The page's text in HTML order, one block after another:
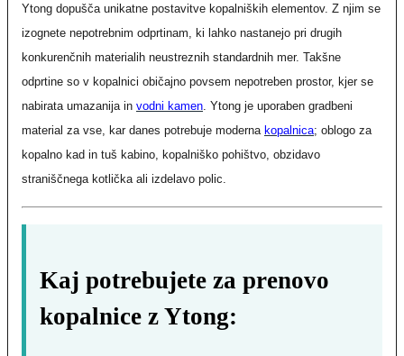
Ytong dopušča unikatne postavitve kopalniških elementov. Z njim se
izognete nepotrebnim odprtinam, ki lahko nastanejo pri drugih
konkurenčnih materialih neustreznih standardnih mer. Takšne
odprtine so v kopalnici običajno povsem nepotreben prostor, kjer se
nabirata umazanija in vodni kamen . Ytong je uporaben gradbeni
material za vse, kar danes potrebuje moderna kopalnica; oblogo za
kopalno kad in tuš kabino, kopalniško pohištvo, obzidavo
straniščnega kotlička ali izdelavo polic.
Kaj potrebujete za prenovo
kopalnice z Ytong: